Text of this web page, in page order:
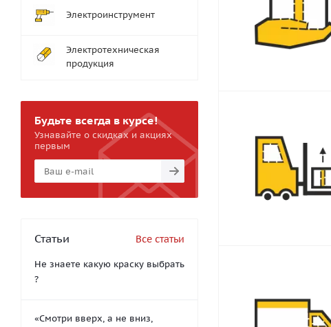
Электроинструмент
Электротехническая
продукция
Будьте всегда в курсе!
Узнавайте о скидках и акциях
первым
Статьи Все статьи
Не знаете какую краску выбрать
?
«Смотри вверх, а не вниз,